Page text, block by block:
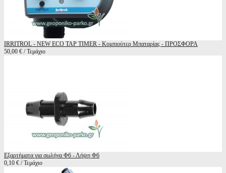
IRRITROL - NEW ECO TAP TIMER - Κομπιούτερ Μπαταρίας - ΠΡΟΣΦΟΡΑ
50,00 € / Τεμάχιο
Εξαρτήματα για σωλήνα Φ6 - Λήψη Φ6
0,10 € / Τεμάχιο